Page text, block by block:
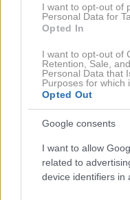
I want to opt-out of
Personal Data for
Opted In
I want to opt-out of
Retention, Sale,
Personal Data that
Purposes for which
Opted Out
Google consents
I want to allow
related to
device identifiers in